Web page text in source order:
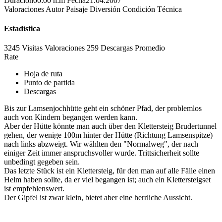
Valoraciones Autor Paisaje Diversión Condición Técnica
Estadística
3245 Visitas Valoraciones 259 Descargas Promedio
Rate
Hoja de ruta
Punto de partida
Descargas
Bis zur Lamsenjochhütte geht ein schöner Pfad, der problemlos
auch von Kindern begangen werden kann.
Aber der Hütte könnte man auch über den Klettersteig Brudertunnel
gehen, der wenige 100m hinter der Hütte (Richtung Lamsenspitze)
nach links abzweigt. Wir wählten den "Normalweg", der nach
einiger Zeit immer anspruchsvoller wurde. Trittsicherheit sollte
unbedingt gegeben sein.
Das letzte Stück ist ein Klettersteig, für den man auf alle Fälle einen
Helm haben sollte, da er viel begangen ist; auch ein Klettersteigset
ist empfehlenswert.
Der Gipfel ist zwar klein, bietet aber eine herrliche Aussicht.